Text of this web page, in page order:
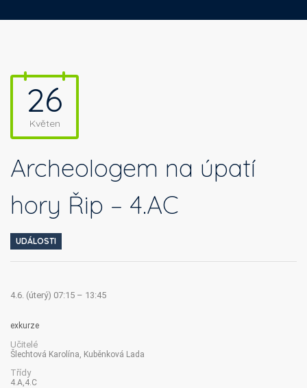
26
Květen
Archeologem na úpatí
hory Řip – 4.AC
UDÁLOSTI
4.6. (úterý) 07:15 – 13:45
exkurze
Učitelé
Šlechtová Karolína, Kuběnková Lada
Třídy
4.A,4.C